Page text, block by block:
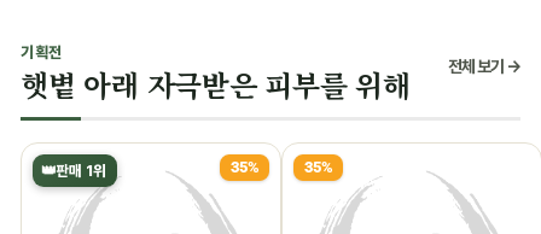
기획전
햇볕 아래 자극받은 피부를 위해 전체 보기 →
👑판매 1위 35% 35%